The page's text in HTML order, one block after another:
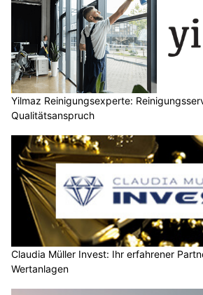
Yilmaz Reinigungsexperte:
Qualitätsanspruch
Claudia Müller Invest: Ihr erfahrener
Wertanlagen